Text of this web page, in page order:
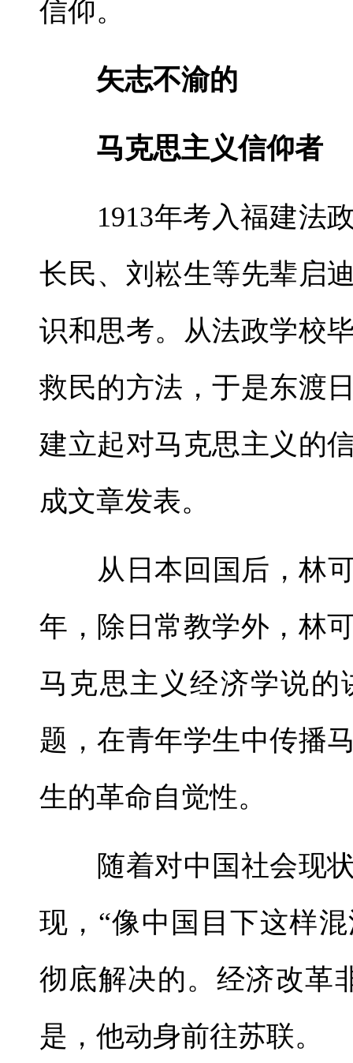
信仰。
矢志不渝的
马克思主义信仰者
1913年考入福建法政
长民、刘崧生等先辈启
识和思考。从法政学校
救民的方法，于是东渡
建立起对马克思主义的
成文章发表。
从日本回国后，林可
年，除日常教学外，林
马克思主义经济学说
题，在青年学生中传播
生的革命自觉性。
随着对中国社会现状
现，“像中国目下这样
彻底解决的。经济改革
是，他动身前往苏联。